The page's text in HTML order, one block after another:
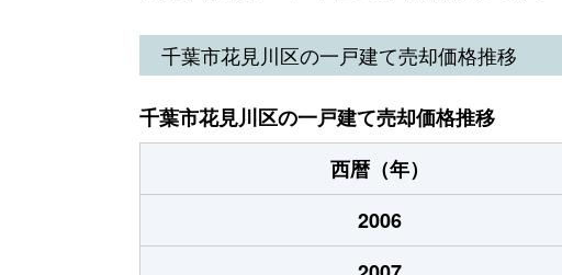
柏井
3,700万円 八千代台
柏井
3,000万円 八千代台
柏井
8,000万円 八千代台
検見川町
3,000万円 検見川
検見川町
6,500万円 検見川
千葉市花見川区の一戸建て売却価格推移
千葉市花見川区の一戸建て売却価格推移
西暦（年）
2006